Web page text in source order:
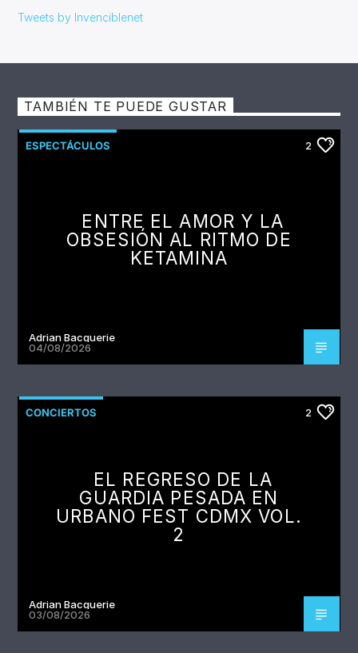
Tweets by Invenciblenet
TAMBIÉN TE PUEDE GUSTAR
ESPECTÁCULOS 2
ENTRE EL AMOR Y LA
OBSESIÓN AL RITMO DE
KETAMINA
Adrian Bacquerie
04/08/2026
CONCIERTOS 2
EL REGRESO DE LA
GUARDIA PESADA EN
URBANO FEST CDMX VOL.
2
Adrian Bacquerie
03/08/2026